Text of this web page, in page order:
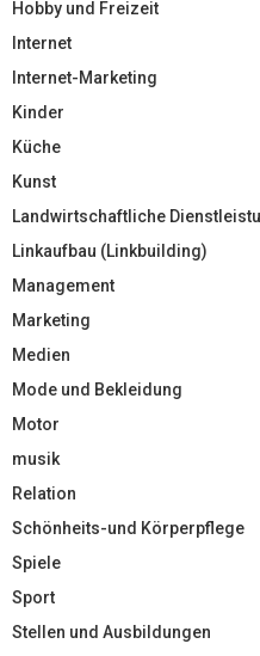
Hobby und Freizeit
Internet
Internet-Marketing
Kinder
Küche
Kunst
Landwirtschaftliche
Linkaufbau (Linkbuilding)
Management
Marketing
Medien
Mode und Bekleidung
Motor
musik
Relation
Schönheits-und Körperpflege
Spiele
Sport
Stellen und Ausbildungen